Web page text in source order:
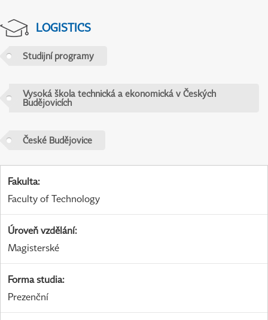
LOGISTICS
Studijní programy
Vysoká škola technická a ekonomická v Českých
Budějovicích
České Budějovice
Fakulta:
Faculty of Technology
Úroveň vzdělání:
Magisterské
Forma studia:
Prezenční